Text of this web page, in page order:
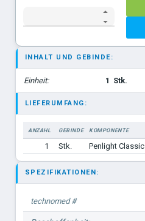
INHALT UND GEBINDE:
Einheit: 1 Stk.
LIEFERUMFANG:
ANZAHL GEBINDE
KOMPONENTE
1
Stk. Penlight Classic
SPEZIFIKATIONEN:
technomed #